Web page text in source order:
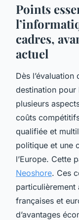
Points
cadres,
actuel
Dès
destination pour
plusieurs
coûts
qualifiée et
politique et une
l’Europe. Cette
Neoshore. Ces
françaises et
d’avantages